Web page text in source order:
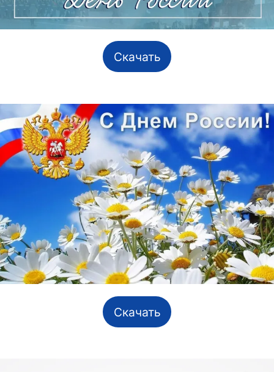
Скачать
Скачать